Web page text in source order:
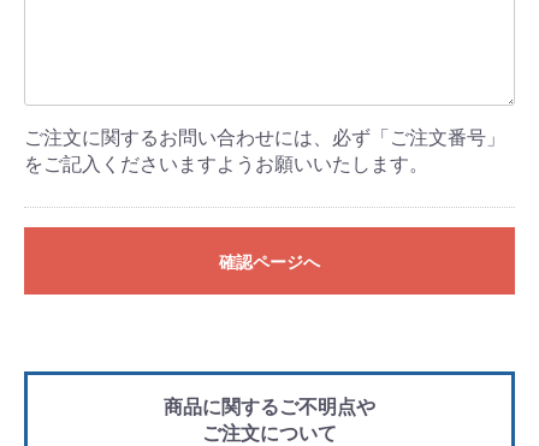
ご注文に関するお問い合わせには、必ず「ご注文番号」
をご記入くださいますようお願いいたします。
確認ページへ
商品に関するご不明点や
ご注文について